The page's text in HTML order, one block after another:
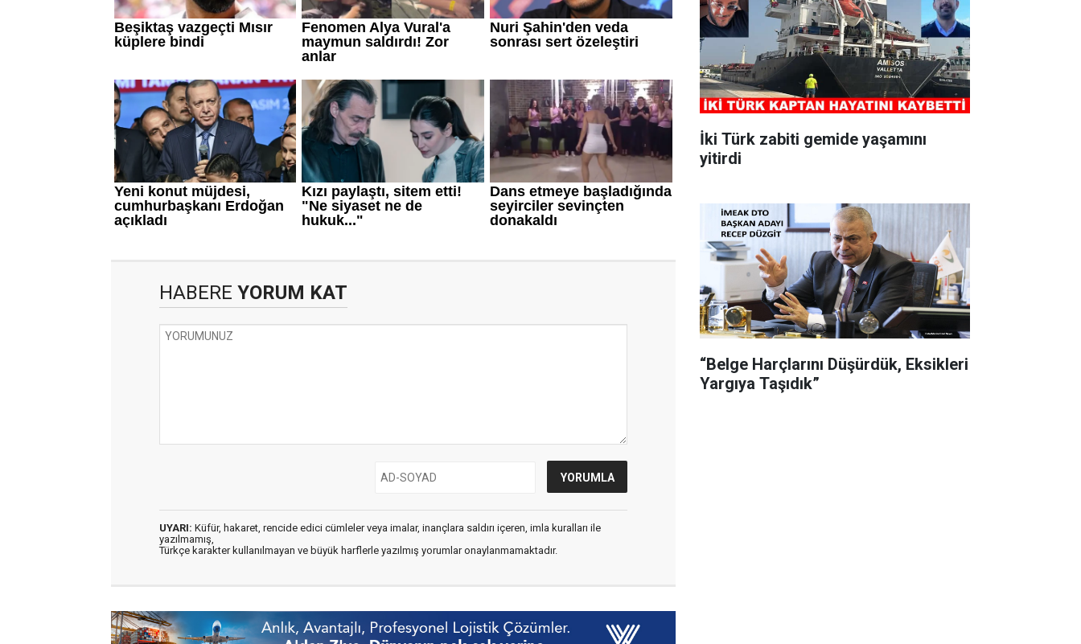
HABERE YORUM KAT
UYARI: Küfür, hakaret, rencide edici cümleler veya imalar, inançlara saldırı içeren, imla kuralları ile
yazılmamış,
Türkçe karakter kullanılmayan ve büyük harflerle yazılmış yorumlar onaylanmamaktadır.
İki Türk zabiti gemide yaşamını
yitirdi
“Belge Harçlarını Düşürdük, Eksikleri
Yargıya Taşıdık”